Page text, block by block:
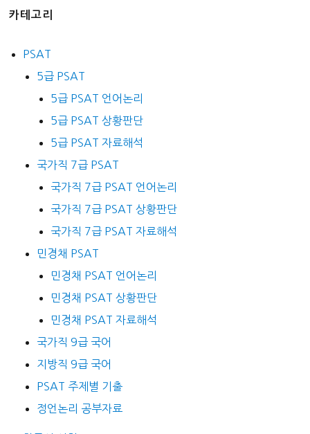
카테고리
PSAT
5급 PSAT
5급 PSAT 언어논리
5급 PSAT 상황판단
5급 PSAT 자료해석
국가직 7급 PSAT
국가직 7급 PSAT 언어논리
국가직 7급 PSAT 상황판단
국가직 7급 PSAT 자료해석
민경채 PSAT
민경채 PSAT 언어논리
민경채 PSAT 상황판단
민경채 PSAT 자료해석
국가직 9급 국어
지방직 9급 국어
PSAT 주제별 기출
정언논리 공부자료